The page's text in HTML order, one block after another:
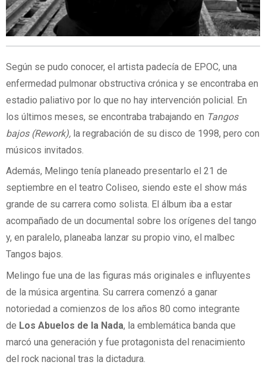
Según se pudo conocer, el artista padecía de EPOC, una
enfermedad pulmonar obstructiva crónica y se encontraba en
estadio paliativo por lo que no hay intervención policial. En
los últimos meses, se encontraba trabajando en Tangos
bajos (Rework), la regrabación de su disco de 1998, pero con
músicos invitados.
Además, Melingo tenía planeado presentarlo el 21 de
septiembre en el teatro Coliseo, siendo este el show más
grande de su carrera como solista. El álbum iba a estar
acompañado de un documental sobre los orígenes del tango
y, en paralelo, planeaba lanzar su propio vino, el malbec
Tangos bajos.
Melingo fue una de las figuras más originales e influyentes
de la música argentina. Su carrera comenzó a ganar
notoriedad a comienzos de los años 80 como integrante
de Los Abuelos de la Nada, la emblemática banda que
marcó una generación y fue protagonista del renacimiento
del rock nacional tras la dictadura.